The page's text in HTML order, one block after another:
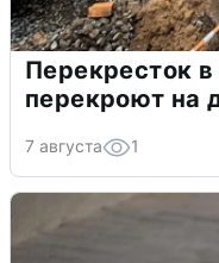
Перекресток
перекроют на
7 августа 1